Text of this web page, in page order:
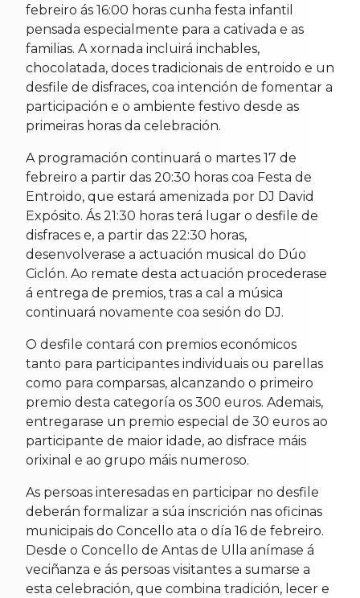
febreiro ás 16:00 horas cunha festa infantil
pensada especialmente para a cativada e as
familias. A xornada incluirá inchables,
chocolatada, doces tradicionais de entroido e un
desfile de disfraces, coa intención de fomentar a
participación e o ambiente festivo desde as
primeiras horas da celebración.
A programación continuará o martes 17 de
febreiro a partir das 20:30 horas coa Festa de
Entroido, que estará amenizada por DJ David
Expósito. Ás 21:30 horas terá lugar o desfile de
disfraces e, a partir das 22:30 horas,
desenvolverase a actuación musical do Dúo
Ciclón. Ao remate desta actuación procederase
á entrega de premios, tras a cal a música
continuará novamente coa sesión do DJ.
O desfile contará con premios económicos
tanto para participantes individuais ou parellas
como para comparsas, alcanzando o primeiro
premio desta categoría os 300 euros. Ademais,
entregarase un premio especial de 30 euros ao
participante de maior idade, ao disfrace máis
orixinal e ao grupo máis numeroso.
As persoas interesadas en participar no desfile
deberán formalizar a súa inscrición nas oficinas
municipais do Concello ata o día 16 de febreiro.
Desde o Concello de Antas de Ulla anímase á
veciñanza e ás persoas visitantes a sumarse a
esta celebración, que combina tradición, lecer e